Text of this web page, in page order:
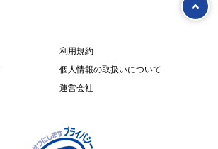
利用規約
個人情報の取扱いについて
運営会社